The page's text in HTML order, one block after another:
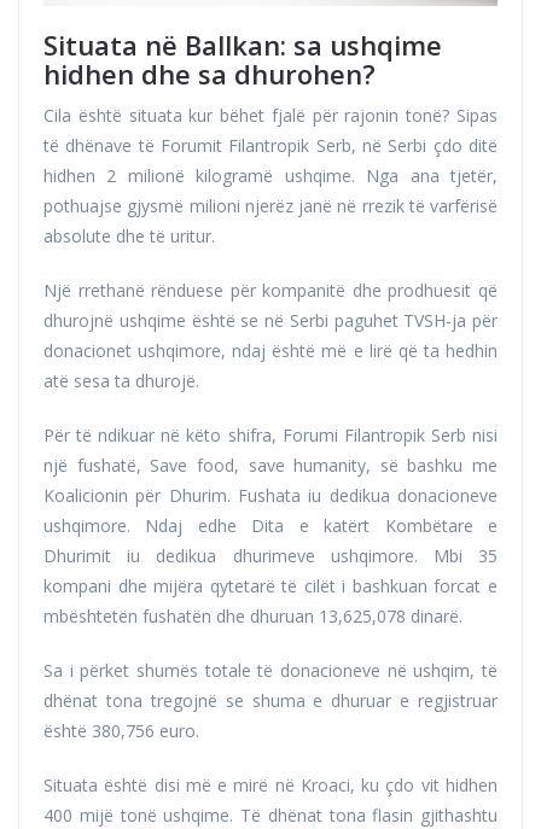
Situata në Ballkan: sa ushqime
hidhen dhe sa dhurohen?
Cila është situata kur bëhet fjalë për rajonin tonë? Sipas
të dhënave të Forumit Filantropik Serb, në Serbi çdo ditë
hidhen 2 milionë kilogramë ushqime. Nga ana tjetër,
pothuajse gjysmë milioni njerëz janë në rrezik të varfërisë
absolute dhe të uritur.
Një rrethanë rënduese për kompanitë dhe prodhuesit që
dhurojnë ushqime është se në Serbi paguhet TVSH-ja për
donacionet ushqimore, ndaj është më e lirë që ta hedhin
atë sesa ta dhurojë.
Për të ndikuar në këto shifra, Forumi Filantropik Serb nisi
një fushatë, Save food, save humanity, së bashku me
Koalicionin për Dhurim. Fushata iu dedikua donacioneve
ushqimore. Ndaj edhe Dita e katërt Kombëtare e
Dhurimit iu dedikua dhurimeve ushqimore. Mbi 35
kompani dhe mijëra qytetarë të cilët i bashkuan forcat e
mbështetën fushatën dhe dhuruan 13,625,078 dinarë.
Sa i përket shumës totale të donacioneve në ushqim, të
dhënat tona tregojnë se shuma e dhuruar e regjistruar
është 380,756 euro.
Situata është disi më e mirë në Kroaci, ku çdo vit hidhen
400 mijë tonë ushqime. Të dhënat tona flasin gjithashtu